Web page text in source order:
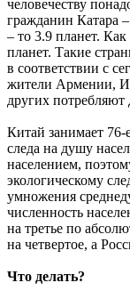
человечеству
гражданин Катара
– то 3.9 планет.
планет. Такие
в соответствии с
жители Армении,
других
Китай занимает 76-
следа на душу
населением,
экологическому
умножения
численность
на третье по
на четвертое, а
Что делать?